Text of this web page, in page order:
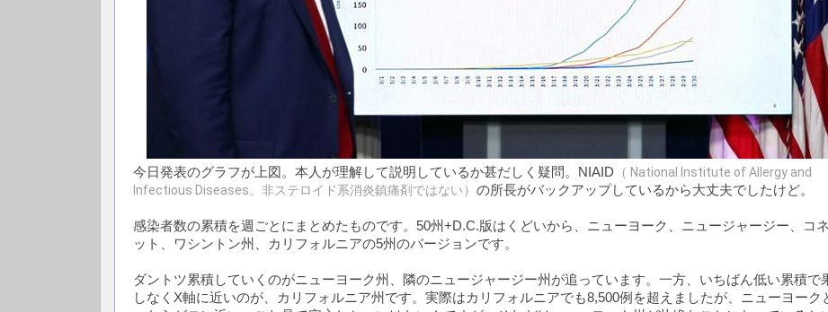
今日発表のグラフが上図。本人が理解して説明しているか甚だしく疑問。NIAID （ National Institute of Allergy and
Infectious Diseases。非ステロイド系消炎鎮痛剤ではない） の所長がバックアップしているから大丈夫でしたけど。
感染者数の累積を週ごとにまとめたものです。50州+D.C.版はくどいから、ニューヨーク、ニュージャージー、コ
ット、ワシントン州、カリフォルニアの5州のバージョンです。
ダントツ累積していくのがニューヨーク州、隣のニュージャージー州が追っています。一方、いちばん低い累積で
しなくX軸に近いのが、カリフォルニア州です。実際はカリフォルニアでも8,500例を超えましたが、ニューヨーク